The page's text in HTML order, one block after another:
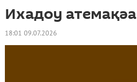
Ихадоу атемақәа
18:01 09.07.2026